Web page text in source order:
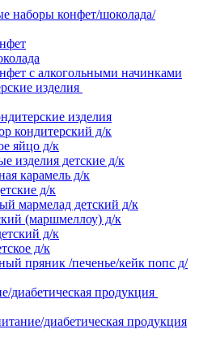
наборы конфет/шоколада/
с алкогольными начинками
изделия
изделия
кондитерский д/к
яйцо д/к
изделия детские д/к
карамель д/к
д/к
мармелад детский д/к
(маршмеллоу) д/к
д/к
д/к
пряник /печенье/кейк попс д/
диабетическая продукция
диабетическая продукция